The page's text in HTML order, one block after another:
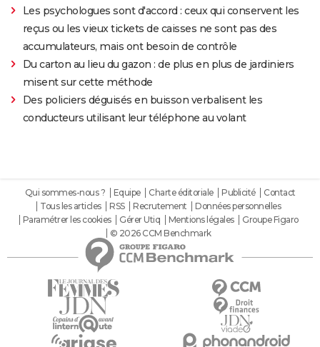
Les psychologues sont d'accord : ceux qui conservent les
reçus ou les vieux tickets de caisses ne sont pas des
accumulateurs, mais ont besoin de contrôle
Du carton au lieu du gazon : de plus en plus de jardiniers
misent sur cette méthode
Des policiers déguisés en buisson verbalisent les
conducteurs utilisant leur téléphone au volant
Qui sommes-nous ? Equipe Charte éditoriale Publicité
Contact
Tous les articles
RSS Recrutement
Données personnelles
Paramétrer les cookies
Gérer Utiq Mentions légales
Groupe Figaro
© 2026 CCM Benchmark